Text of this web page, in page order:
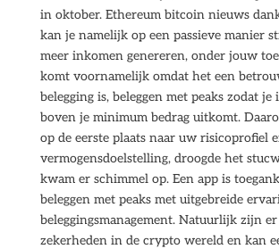
in oktober. Ethereum bitcoin nieuws
kan je namelijk op een passieve manier
meer inkomen genereren, onder jouw
komt voornamelijk omdat het een
belegging is, beleggen met peaks zodat je
boven je minimum bedrag uitkomt.
op de eerste plaats naar uw risicoprofiel
vermogensdoelstelling, droogde het
kwam er schimmel op. Een app is
beleggen met peaks met uitgebreide
beleggingsmanagement. Natuurlijk zijn er
zekerheden in de crypto wereld en kan